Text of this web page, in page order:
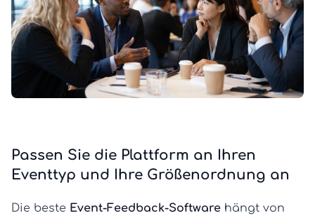
Passen Sie die Plattform an Ihren
Eventtyp und Ihre Größenordnung an
Die beste Event-Feedback-Software hängt von